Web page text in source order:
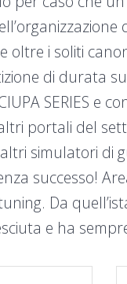
oltre i soliti
di durata
SERIES e
portali del
simulatori di
successo!
Da
e ha